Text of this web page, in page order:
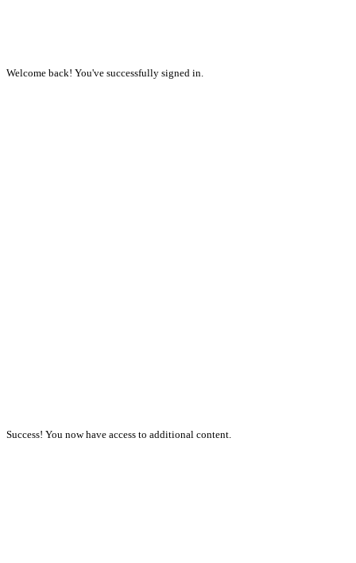
Welcome back! You've successfully signed in.
Success! You now have access to additional content.